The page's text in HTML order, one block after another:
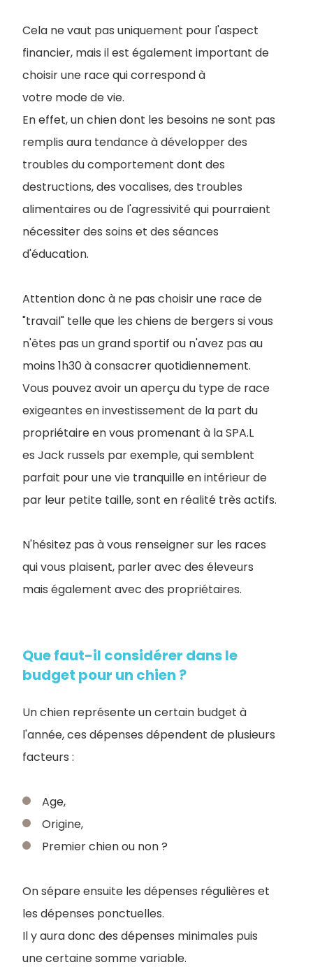
Cela ne vaut pas uniquement pour l'aspect
financier, mais il est également important de
choisir une race qui correspond à
votre mode de vie.
En effet, un chien dont les besoins ne sont pas
remplis aura tendance à développer des
troubles du comportement dont des
destructions, des vocalises, des troubles
alimentaires ou de l'agressivité qui pourraient
nécessiter des soins et des séances
d'éducation.
Attention donc à ne pas choisir une race de
"travail" telle que les chiens de bergers si vous
n'êtes pas un grand sportif ou n'avez pas au
moins 1h30 à consacrer quotidiennement.
Vous pouvez avoir un aperçu du type de race
exigeantes en investissement de la part du
propriétaire en vous promenant à la SPA.L
es Jack russels par exemple, qui semblent
parfait pour une vie tranquille en intérieur de
par leur petite taille, sont en réalité très actifs.
N'hésitez pas à vous renseigner sur les races
qui vous plaisent, parler avec des éleveurs
mais également avec des propriétaires.
Que faut-il considérer dans le
budget pour un chien ?
Un chien représente un certain budget à
l'année, ces dépenses dépendent de plusieurs
facteurs :
Age,
Origine,
Premier chien ou non ?
On sépare ensuite les dépenses régulières et
les dépenses ponctuelles.
Il y aura donc des dépenses minimales puis
une certaine somme variable.